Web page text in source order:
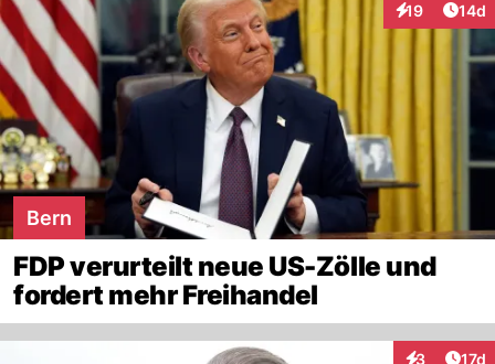
19
Interaktionen
14d
Bern
FDP verurteilt neue US-Zölle und
fordert mehr Freihandel
3 17d